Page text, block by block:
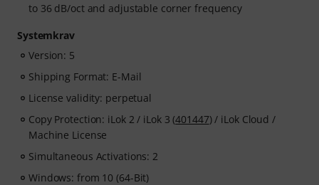
to 36 dB/oct and adjustable corner frequency
Systemkrav
Version: 5
Shipping Format: E-Mail
License validity: perpetual
Copy Protection: iLok 2 / iLok 3 (401447) / iLok Cloud /
Machine License
Simultaneous Activations: 2
Windows: from 10 (64-Bit)